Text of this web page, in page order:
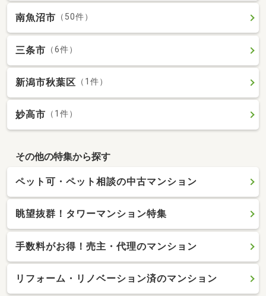
南魚沼市 （50件）
三条市 （6件）
新潟市秋葉区 （1件）
妙高市 （1件）
その他の特集から探す
ペット可・ペット相談の中古マンション
眺望抜群！タワーマンション特集
手数料がお得！売主・代理のマンション
リフォーム・リノベーション済のマンション